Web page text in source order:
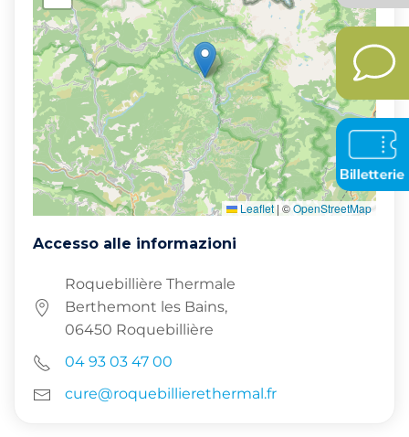
Leaflet | ©OpenStreetMap
Accesso alle informazioni
Roquebillière Thermale
Berthemont les Bains,
06450 Roquebillière
04 93 03 47 00
cure@roquebillierethermal.fr